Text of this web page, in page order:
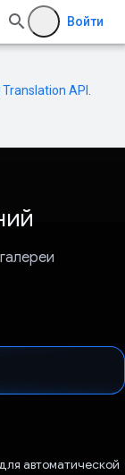
Войти
API
автоматической